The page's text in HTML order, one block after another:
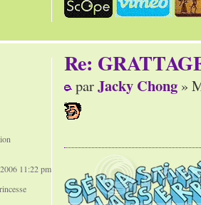
Re:
parJacky Chong »
11:22 pm